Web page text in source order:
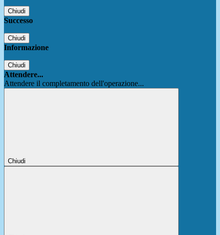
Chiudi
Successo
Chiudi
Informazione
Chiudi
Attendere...
Attendere il completamento dell'operazione...
Chiudi